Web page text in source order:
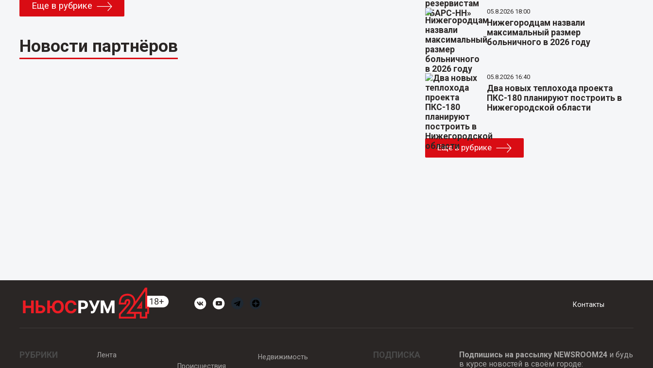
Еще в рубрике
Новости партнёров
05.8.2026 18:00
Нижегородцам назвали
максимальный размер
больничного в 2026 году
05.8.2026 16:40
Два новых теплохода проекта
ПКС-180 планируют построить в
Нижегородской области
Еще в рубрике
Контакты
РУБРИКИ
Лента
Происшествия
Недвижимость ПОДПИСКА Подпишись на рассылку NEWSROOM24и будь
в курсе новостей в своём городе: